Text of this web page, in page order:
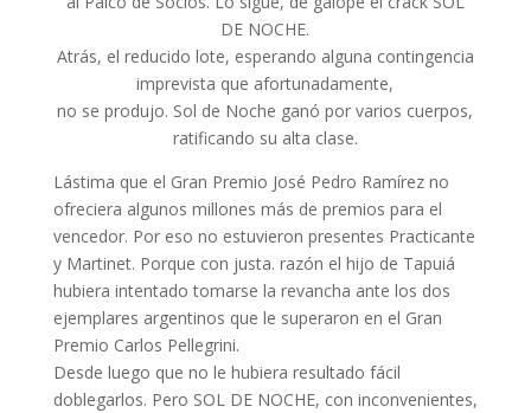
DE NOCHE.
Atrás, el reducido lote, esperando alguna contingencia
imprevista que afortunadamente,
no se produjo. Sol de Noche ganó por varios cuerpos,
ratificando su alta clase.
Lástima que el Gran Premio José Pedro Ramírez no
ofreciera algunos millones más de premios para el
vencedor. Por eso no estuvieron presentes Practicante
y Martinet. Porque con justa. razón el hijo de Tapuiá
hubiera intentado tomarse la revancha ante los dos
ejemplares argentinos que le superaron en el Gran
Premio Carlos Pellegrini.
Desde luego que no le hubiera resultado fácil
doblegarlos. Pero SOL DE NOCHE, con inconvenientes,